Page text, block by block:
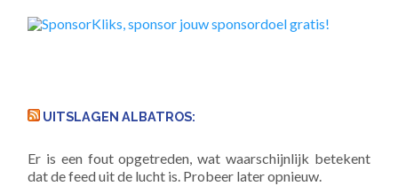
UITSLAGEN ALBATROS:
Er is een fout opgetreden, wat waarschijnlijk betekent
dat de feed uit de lucht is. Probeer later opnieuw.